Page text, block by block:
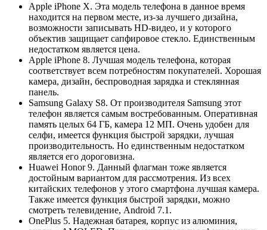
Apple iPhone X. Эта модель телефона в данное время
находится на первом месте, из-за лучшего дизайна,
возможности записывать HD-видео, и у которого
объектив защищает сапфировое стекло. Единственным
недостатком является цена.
Apple iPhone 8. Лучшая модель телефона, которая
соответствует всем потребностям покупателей. Хорошая
камера, дизайн, беспроводная зарядка и стеклянная
панель.
Samsung Galaxy S8. От производителя Samsung этот
телефон является самым востребованным. Оперативная
память целых 64 ГБ, камера 12 МП. Очень удобен для
селфи, имеется функция быстрой зарядки, лучшая
производительность. Но единственным недостатком
является его дороговизна.
Huawei Honor 9. Данный флагман тоже является
достойным вариантом для рассмотрения. Из всех
китайских телефонов у этого смартфона лучшая камера.
Также имеется функция быстрой зарядки, можно
смотреть телевидение, Android 7.1.
OnePlus 5. Надежная батарея, корпус из алюминия,